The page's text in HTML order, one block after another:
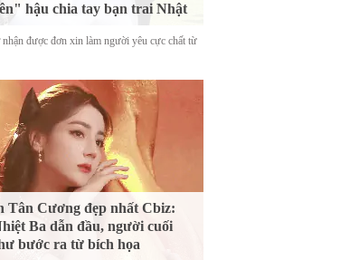
hậu chia tay bạn trai Nhật
được đơn xin làm người yêu cực chất từ
Tân Cương đẹp nhất Cbiz:
Ba dẫn đầu, người cuối
bước ra từ bích họa